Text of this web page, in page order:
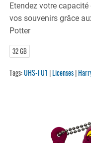
Etendez votre
vos souvenirs grâce
Potter
32 GB
Tags:UHS-I U1 |Licenses|